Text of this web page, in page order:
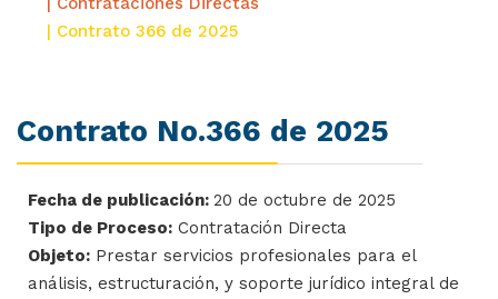
| Contrato 366 de 2025
Contrato No.366 de 2025
Fecha de publicación: 20 de octubre de 2025
Tipo de Proceso: Contratación Directa
Objeto: Prestar servicios profesionales para el
análisis, estructuración, y soporte jurídico integral de